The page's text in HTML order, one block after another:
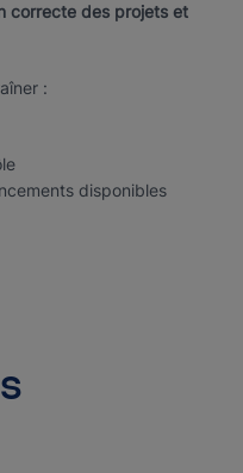
correcte des projets et
:
disponibles